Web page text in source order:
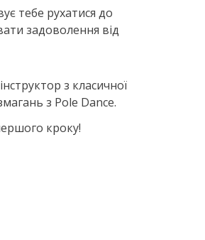
тебе рухатися до
задоволення від
з класичної
з Pole Dance.
кроку!